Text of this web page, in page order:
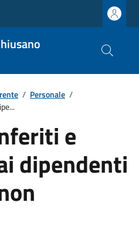
/ Personale /
e
dipendenti